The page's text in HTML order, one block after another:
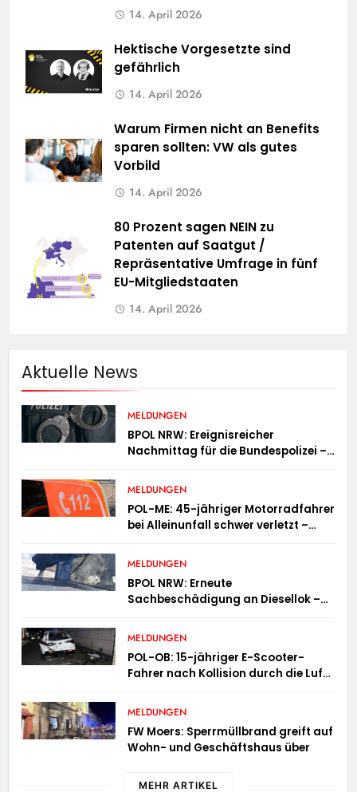
14. April 2026
Hektische Vorgesetzte sind
gefährlich
14. April 2026
Warum Firmen nicht an Benefits
sparen sollten: VW als gutes
Vorbild
14. April 2026
80 Prozent sagen NEIN zu
Patenten auf Saatgut /
Repräsentative Umfrage in fünf
EU-Mitgliedstaaten
14. April 2026
Aktuelle News
MELDUNGEN
BPOL NRW: Ereignisreicher
Nachmittag für die Bundespolizei –
zwei Haftbefehle vollstreckt
MELDUNGEN
POL-ME: 45-jähriger Motorradfahrer
bei Alleinunfall schwer verletzt –
MELDUNGEN
BPOL NRW: Erneute
Sachbeschädigung an Diesellok –
MELDUNGEN
POL-OB: 15-jähriger E-Scooter-
Fahrer nach Kollision durch die Luft
MELDUNGEN
FW Moers: Sperrmüllbrand greift auf
Wohn- und Geschäftshaus über
MEHR ARTIKEL